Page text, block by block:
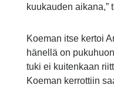
kuukauden aikana,”
Koeman itse kertoi
hänellä on
tuki ei kuitenkaan
Koeman kerrottiin